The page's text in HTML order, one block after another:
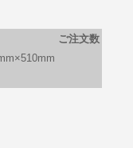
ご注文数